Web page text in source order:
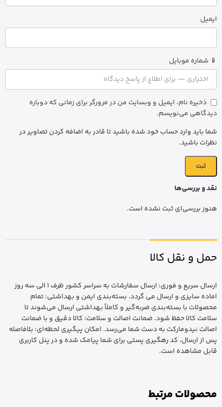
نقد و بررسی‌ها
هنوز بررسی‌ای ثبت نشده است.
ایمیل
📱 شماره موبایل
ذخیره نام، ایمیل و وبسایت من در مرورگر برای زمانی که دوباره
دیدگاهی می‌نویسم.
شما باید وارد حساب خود شده باشید تا قادر به اضافه کردن تصاویر در
نظرات باشید.
حمل و نقل کالا
ارسال سریع و فوری: ارسال سفارشات به سراسر کشور ظرف 1 الی سه روز
اماده سایزی و ارسال می گردد. بسته‌بندی ایمن و بهداشتی: تمام
محصولات با بسته‌بندی ضربه‌گیر و کاملاً بهداشتی ارسال می‌شوند تا
سلامت کالا حفظ شود. ضمانت اصالت و سلامت: کالا دقیق و با ضمانت
اصالت نیدومارکت به دست شما می‌رسد. امکان پیگیری لحظه‌ای: بلافاصله
پس از ارسال، کد رهگیری پستی برای شما پیامک شده و در پنل کاربری
قابل مشاهده است.
محصولات مرتبط